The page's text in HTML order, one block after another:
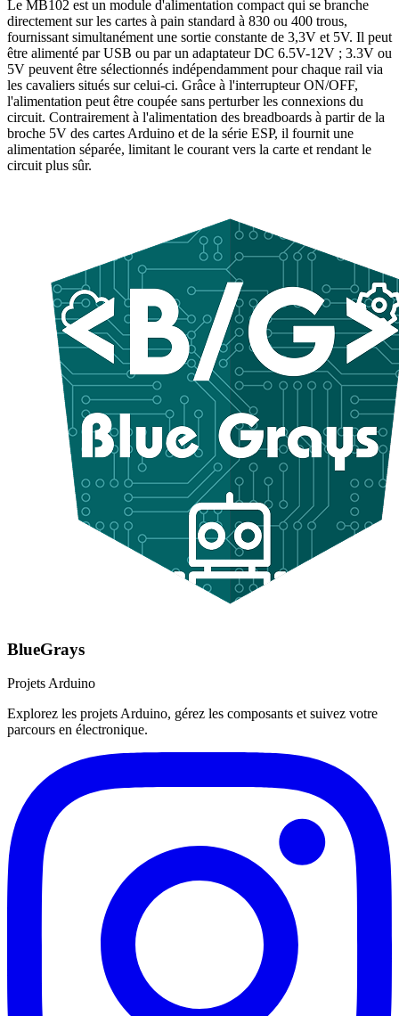
Le MB102 est un module d'alimentation compact qui se branche
directement sur les cartes à pain standard à 830 ou 400 trous,
fournissant simultanément une sortie constante de 3,3V et 5V. Il peut
être alimenté par USB ou par un adaptateur DC 6.5V-12V ; 3.3V ou
5V peuvent être sélectionnés indépendamment pour chaque rail via
les cavaliers situés sur celui-ci. Grâce à l'interrupteur ON/OFF,
l'alimentation peut être coupée sans perturber les connexions du
circuit. Contrairement à l'alimentation des breadboards à partir de la
broche 5V des cartes Arduino et de la série ESP, il fournit une
alimentation séparée, limitant le courant vers la carte et rendant le
circuit plus sûr.
BlueGrays
Projets Arduino
Explorez les projets Arduino, gérez les composants et suivez votre
parcours en électronique.